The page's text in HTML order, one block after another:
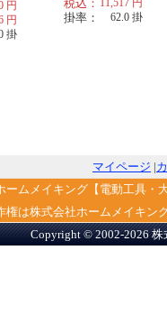
円
円
掛
税込：
掛率： 62.0 掛
マイページ |
ームメイキング【電動工具・
権は株式会社ホームメイキ
Copyright © 2002-2026